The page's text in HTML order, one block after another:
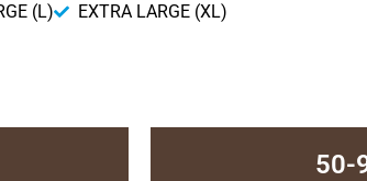
(L) EXTRA LARGE (XL)
50-